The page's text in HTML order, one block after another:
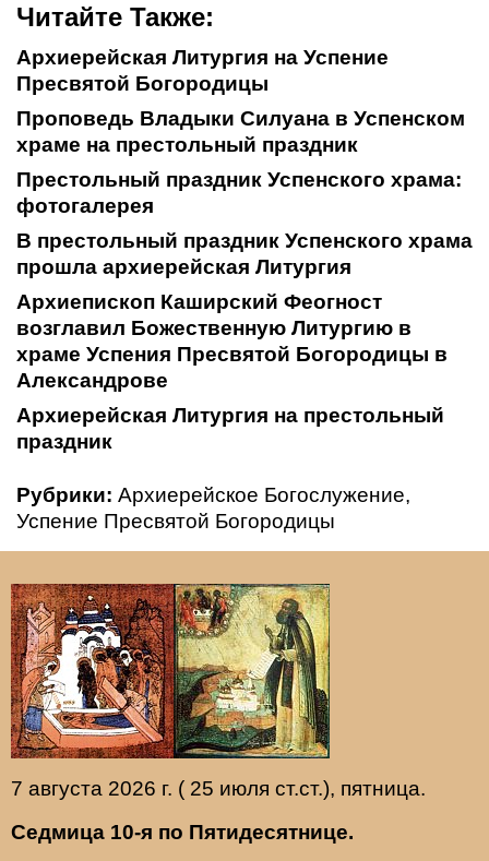
Читайте Также:
Архиерейская Литургия на Успение
Пресвятой Богородицы
Проповедь Владыки Силуана в Успенском
храме на престольный праздник
Престольный праздник Успенского храма:
фотогалерея
В престольный праздник Успенского храма
прошла архиерейская Литургия
Архиепископ Каширский Феогност
возглавил Божественную Литургию в
храме Успения Пресвятой Богородицы в
Александрове
Архиерейская Литургия на престольный
праздник
Рубрики: Архиерейское Богослужение,
Успение Пресвятой Богородицы
7 августа 2026 г. ( 25 июля ст.ст.), пятница.
Седмица 10-я по Пятидесятнице.